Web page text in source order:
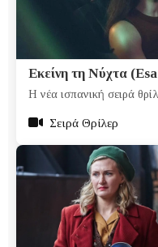
Εκείνη τη Νύχτα
Η νέα ισπανική σειρά
Σειρά Θρίλερ